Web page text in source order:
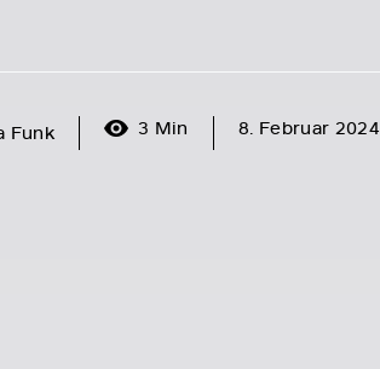
Funk 3 Min 8. Februar 2024